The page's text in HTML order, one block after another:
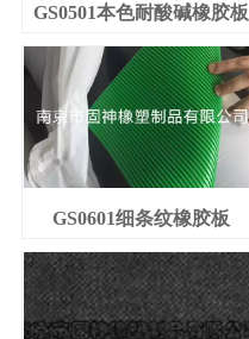
GS0501本色耐酸碱橡胶板
GS0601细条纹橡胶板